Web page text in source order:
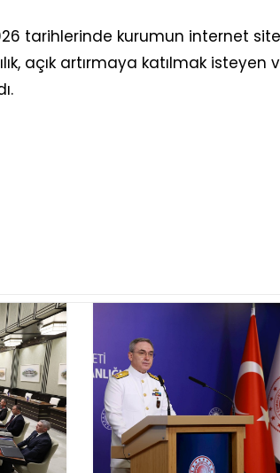
tarihlerinde kurumun internet
açık artırmaya katılmak isteyen